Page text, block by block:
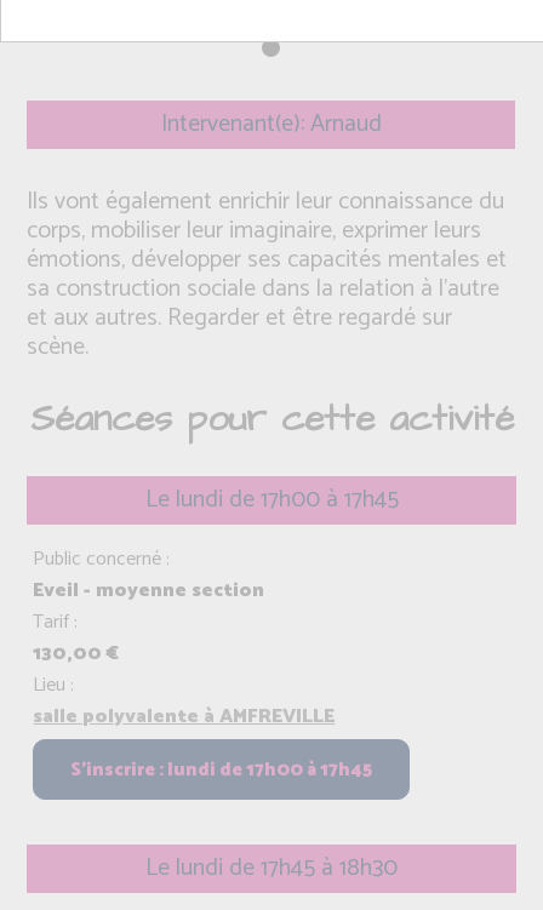
Intervenant(e): Arnaud
Ils vont également enrichir leur connaissance du
corps, mobiliser leur imaginaire, exprimer leurs
émotions, développer ses capacités mentales et
sa construction sociale dans la relation à l’autre
et aux autres. Regarder et être regardé sur
scène.
Séances pour cette activité
Le lundi de 17h00 à 17h45
Public concerné :
Eveil - moyenne section
Tarif :
130,00 €
Lieu :
salle polyvalente à AMFREVILLE
Le lundi de 17h45 à 18h30